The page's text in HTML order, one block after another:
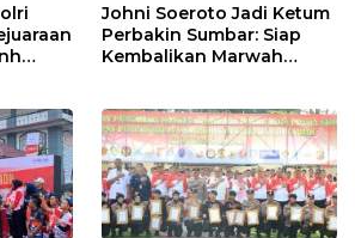
Johni Soeroto Jadi Ketum
Perbakin Sumbar: Siap
Kembalikan Marwah